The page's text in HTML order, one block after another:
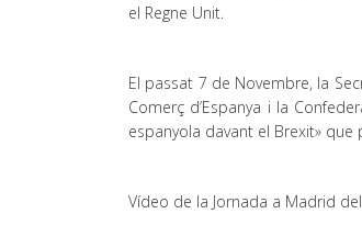
el Regne Unit.
El passat 7 de Novembre, la
Comerç d’Espanya i la
espanyola davant el Brexit»
Vídeo de la Jornada a Madrid